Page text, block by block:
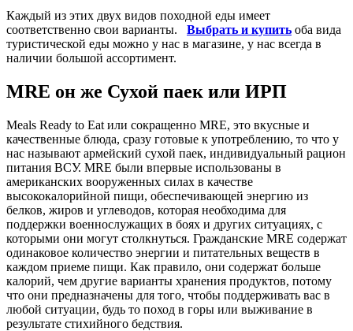
Каждый из этих двух видов походной еды имеет
соответственно свои варианты. Выбрать и купить оба вида
туристической еды можно у нас в магазине, у нас всегда в
наличии большой ассортимент.
MRE он же Сухой паек или ИРП
Meals Ready to Eat или сокращенно MRE, это вкусные и
качественные блюда, сразу готовые к употреблению, то что у
нас называют армейский сухой паек, индивидуальный рацион
питания ВСУ. MRE были впервые использованы в
американских вооруженных силах в качестве
высококалорийной пищи, обеспечивающей энергию из
белков, жиров и углеводов, которая необходима для
поддержки военнослужащих в боях и других ситуациях, с
которыми они могут столкнуться. Гражданские MRE содержат
одинаковое количество энергии и питательных веществ в
каждом приеме пищи. Как правило, они содержат больше
калорий, чем другие варианты хранения продуктов, потому
что они предназначены для того, чтобы поддерживать вас в
любой ситуации, будь то поход в горы или выживание в
результате стихийного бедствия.